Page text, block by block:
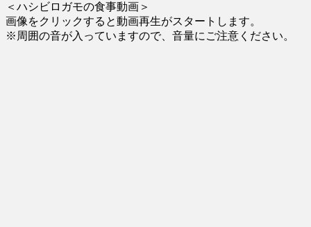
＜ハシビロガモの食事動画＞
画像をクリックすると動画再生がスタートします。
※周囲の音が入っていますので、音量にご注意ください。